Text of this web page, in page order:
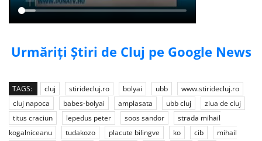
Urmăriți Știri de Cluj pe Google News
TAGS: cluj stiridecluj.ro bolyai ubb
www.stiridecluj.ro
cluj napoca
babes-bolyai amplasata ubb cluj
ziua de cluj
titus craciun
lepedus peter soos sandor
strada mihail
kogalniceanu
tudakozo placute bilingve ko cib
mihail